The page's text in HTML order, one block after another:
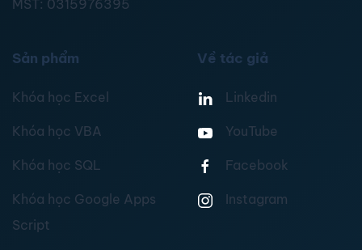
MST: 0315976395
Sản phẩm
Khóa học Excel
Khóa học VBA
Khóa học SQL
Khóa học Google Apps
Script
Về tác giả
Linkedin
YouTube
Facebook
Instagram